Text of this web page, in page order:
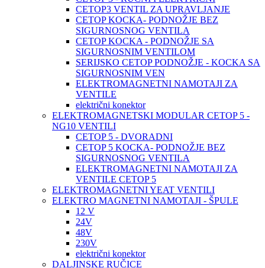
CETOP3 VENTIL ZA UPRAVLJANJE
CETOP KOCKA- PODNOŽJE BEZ
SIGURNOSNOG VENTILA
CETOP KOCKA - PODNOŽJE SA
SIGURNOSNIM VENTILOM
SERIJSKO CETOP PODNOŽJE - KOCKA SA
SIGURNOSNIM VEN
ELEKTROMAGNETNI NAMOTAJI ZA
VENTILE
električni konektor
ELEKTROMAGNETSKI MODULAR CETOP 5 -
NG10 VENTILI
CETOP 5 - DVORADNI
CETOP 5 KOCKA- PODNOŽJE BEZ
SIGURNOSNOG VENTILA
ELEKTROMAGNETNI NAMOTAJI ZA
VENTILE CETOP 5
ELEKTROMAGNETNI YEAT VENTILI
ELEKTRO MAGNETNI NAMOTAJI - ŠPULE
12 V
24V
48V
230V
električni konektor
DALJINSKE RUČICE